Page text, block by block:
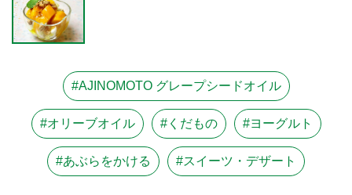
#AJINOMOTO グレープシードオイル
#オリーブオイル #くだもの #ヨーグルト
#あぶらをかける #スイーツ・デザート